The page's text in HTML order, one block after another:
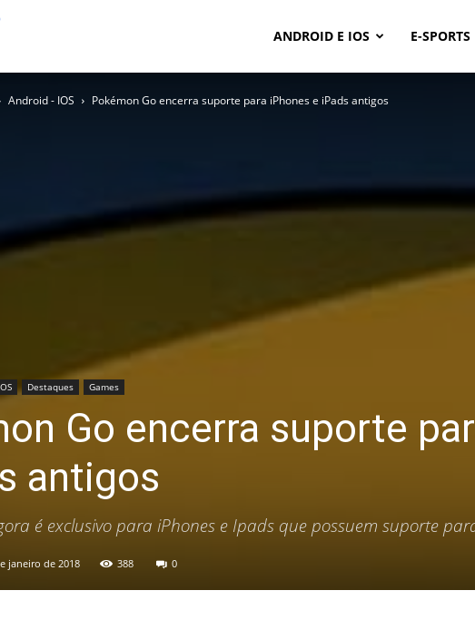
News
ANDROID E IOS E-SPORTS
Android - IOS Pokémon Go encerra suporte para iPhones e iPads antigos
Destaques Games
Go encerra suporte
antigos
é exclusivo para iPhones e Ipads que possuem suporte
janeiro de 2018 388 0